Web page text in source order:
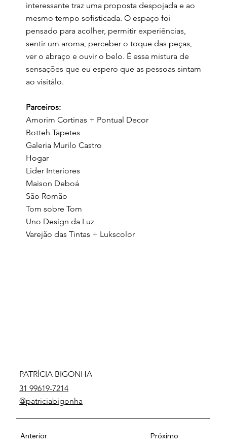
interessante traz uma proposta despojada e ao
mesmo tempo sofisticada. O espaço foi
pensado para acolher, permitir experiências,
sentir um aroma, perceber o toque das peças,
ver o abraço e ouvir o belo. É essa mistura de
sensações que eu espero que as pessoas sintam
ao visitálo.
Parceiros:
Amorim Cortinas + Pontual Decor
Botteh Tapetes
Galeria Murilo Castro
Hogar
Lider Interiores
Maison Deboá
São Romão
Tom sobre Tom
Uno Design da Luz
Varejão das Tintas + Lukscolor
PATRÍCIA BIGONHA
31 99619-7214
@patriciabigonha
Anterior Próximo